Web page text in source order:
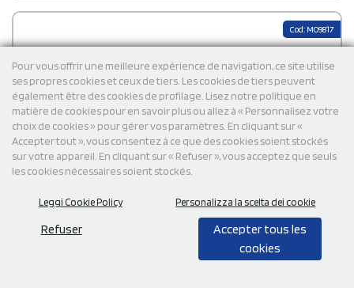
Pour vous offrir une meilleure expérience de navigation, ce site utilise
ses propres cookies et ceux de tiers. Les cookies de tiers peuvent
également être des cookies de profilage. Lisez notre politique en
matière de cookies pour en savoir plus ou allez à « Personnalisez votre
choix de cookies » pour gérer vos paramètres. En cliquant sur «
Accepter tout », vous consentez à ce que des cookies soient stockés
sur votre appareil. En cliquant sur « Refuser », vous acceptez que seuls
les cookies nécessaires soient stockés.
Leggi Cookie Policy Personalizza la scelta dei cookie
Refuser
Accepter tous les
cookies
Cod: MO9817